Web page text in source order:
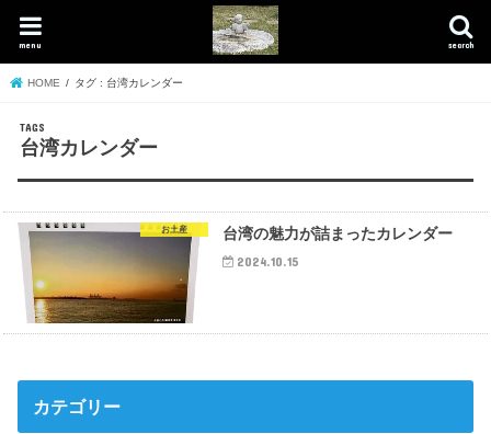
search
menu
HOME タグ : 台湾カレンダー
台湾カレンダー
お土産 台湾の魅力が詰まったカレンダー
2024.10.15
カテゴリー